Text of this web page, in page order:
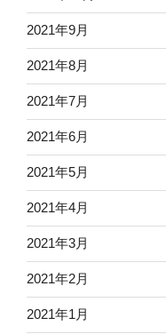
2021年9月
2021年8月
2021年7月
2021年6月
2021年5月
2021年4月
2021年3月
2021年2月
2021年1月